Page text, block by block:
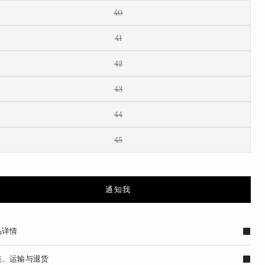
40
41
42
43
44
45
通知我
情
、运输与退货